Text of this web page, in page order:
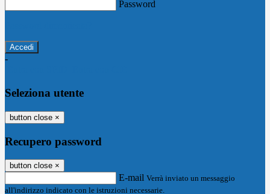
Password
-
Seleziona utente
button close ×
Recupero password
button close ×
E-mail Verrà inviato un messaggio
all'indirizzo indicato con le istruzioni necessarie.